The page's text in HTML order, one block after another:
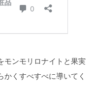
モンモリロナイトと果実
かくすべすべに導いてく